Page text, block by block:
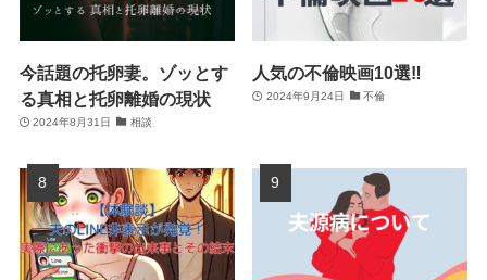
今話題の托卵妻。ゾッとす
る真相と托卵離婚の現状
2024年8月31日 相談
人気の不倫映画10選‼
2024年9月24日 不倫